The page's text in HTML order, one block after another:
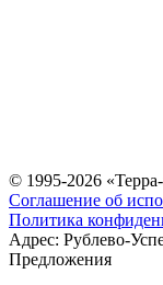
© 1995-2026
Соглашение об
Политика
Адрес: Рублево-
Предложения